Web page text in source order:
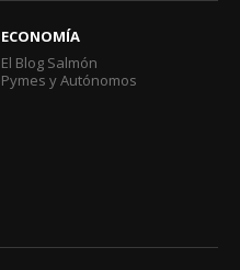
ECONOMÍA
El Blog Salmón
Pymes y Autónomos